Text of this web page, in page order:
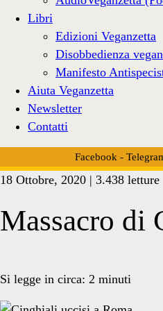
Libri
Edizioni Veganzetta
Disobbedienza
Manifesto
Aiuta Veganzetta
Newsletter
Contatti
Facebook -
18 Ottobre, 2020 | 3.438 letture
Massacro di
Si legge in circa: 2 minuti